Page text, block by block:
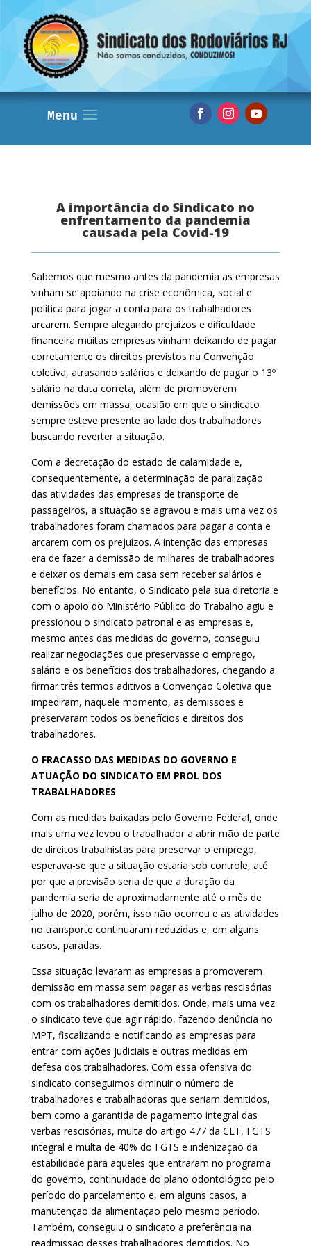
A importância do Sindicato no
enfrentamento da pandemia
causada pela Covid-19
Sabemos que mesmo antes da pandemia as empresas
vinham se apoiando na crise econômica, social e
política para jogar a conta para os trabalhadores
arcarem. Sempre alegando prejuízos e dificuldade
financeira muitas empresas vinham deixando de pagar
corretamente os direitos previstos na Convenção
coletiva, atrasando salários e deixando de pagar o 13º
salário na data correta, além de promoverem
demissões em massa, ocasião em que o sindicato
sempre esteve presente ao lado dos trabalhadores
buscando reverter a situação.
Com a decretação do estado de calamidade e,
consequentemente, a determinação de paralização
das atividades das empresas de transporte de
passageiros, a situação se agravou e mais uma vez os
trabalhadores foram chamados para pagar a conta e
arcarem com os prejuízos. A intenção das empresas
era de fazer a demissão de milhares de trabalhadores
e deixar os demais em casa sem receber salários e
benefícios. No entanto, o Sindicato pela sua diretoria e
com o apoio do Ministério Público do Trabalho agiu e
pressionou o sindicato patronal e as empresas e,
mesmo antes das medidas do governo, conseguiu
realizar negociações que preservasse o emprego,
salário e os benefícios dos trabalhadores, chegando a
firmar três termos aditivos a Convenção Coletiva que
impediram, naquele momento, as demissões e
preservaram todos os benefícios e direitos dos
trabalhadores.
O FRACASSO DAS MEDIDAS DO GOVERNO E
ATUAÇÃO DO SINDICATO EM PROL DOS
TRABALHADORES
Com as medidas baixadas pelo Governo Federal, onde
mais uma vez levou o trabalhador a abrir mão de parte
de direitos trabalhistas para preservar o emprego,
esperava-se que a situação estaria sob controle, até
por que a previsão seria de que a duração da
pandemia seria de aproximadamente até o mês de
julho de 2020, porém, isso não ocorreu e as atividades
no transporte continuaram reduzidas e, em alguns
casos, paradas.
Essa situação levaram as empresas a promoverem
demissão em massa sem pagar as verbas rescisórias
com os trabalhadores demitidos. Onde, mais uma vez
o sindicato teve que agir rápido, fazendo denúncia no
MPT, fiscalizando e notificando as empresas para
entrar com ações judiciais e outras medidas em
defesa dos trabalhadores. Com essa ofensiva do
sindicato conseguimos diminuir o número de
trabalhadores e trabalhadoras que seriam demitidos,
bem como a garantida de pagamento integral das
verbas rescisórias, multa do artigo 477 da CLT, FGTS
integral e multa de 40% do FGTS e indenização da
estabilidade para aqueles que entraram no programa
do governo, continuidade do plano odontológico pelo
período do parcelamento e, em alguns casos, a
manutenção da alimentação pelo mesmo período.
Também, conseguiu o sindicato a preferência na
readmissão desses trabalhadores demitidos. No